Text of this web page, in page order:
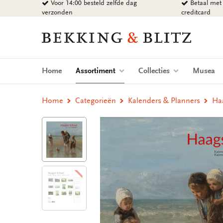
naar
Voor 14:00 besteld zelfde dag
verzonden
Betaal
creditcard
Bekking
Blitz
Uitgevers
Home Assortiment (current)Collecties Musea
Home Categorieën Kalenders & Planners